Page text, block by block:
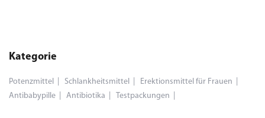
Kategorie
Potenzmittel Schlankheitsmittel
Erektionsmittel für Frauen
Antibabypille
Antibiotika Testpackungen